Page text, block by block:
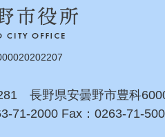
長野県安曇野市豊科
71-2000 Fax：0263-71-